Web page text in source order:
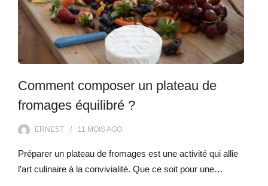
Comment composer un plateau de
fromages équilibré ?
ERNEST 11 MOISAGO
Préparer un plateau de fromages est une activité qui allie
l’art culinaire à la convivialité. Que ce soit pour une…